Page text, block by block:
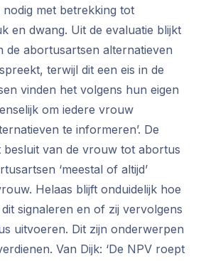
met betrekking tot
en dwang. Uit de evaluatie blijkt
de abortusartsen alternatieven
terwijl dit een eis in de
vinden het volgens hun eigen
om iedere vrouw
te informeren’. De
besluit van de vrouw tot abortus
‘meestal of altijd’
Helaas blijft onduidelijk hoe
signaleren en of zij vervolgens
uitvoeren. Dit zijn onderwerpen
Van Dijk: ‘De NPV roept